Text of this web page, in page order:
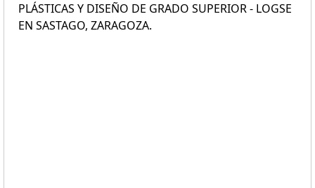
PLÁSTICAS Y DISEÑO DE GRADO SUPERIOR - LOGSE
EN SASTAGO, ZARAGOZA.